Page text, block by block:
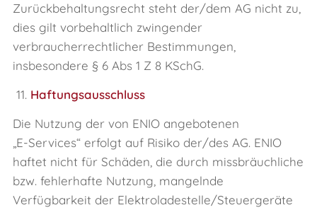
Zurückbehaltungsrecht steht der/dem AG nicht zu,
dies gilt vorbehaltlich zwingender
verbraucherrechtlicher Bestimmungen,
insbesondere § 6 Abs 1 Z 8 KSchG.
11. Haftungsausschluss
Die Nutzung der von ENIO angebotenen
„E‑Services“ erfolgt auf Risiko der/des AG. ENIO
haftet nicht für Schäden, die durch missbräuchliche
bzw. fehlerhafte Nutzung, mangelnde
Verfügbarkeit der Elektroladestelle/Steuergeräte